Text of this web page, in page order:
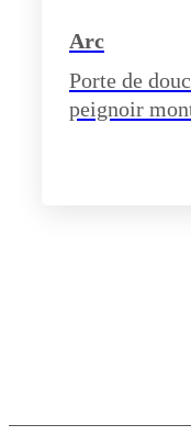
Arc
Porte de
peignoir